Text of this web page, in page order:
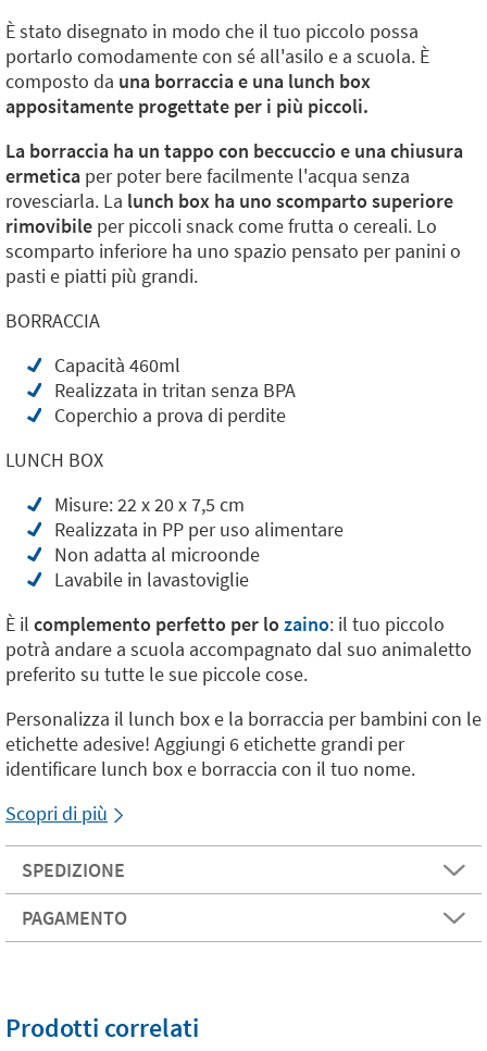
È stato disegnato in modo che il tuo piccolo possa
portarlo comodamente con sé all'asilo e a scuola. È
composto da una borraccia e una lunch box
appositamente progettate per i più piccoli.
La borraccia ha un tappo con beccuccio e una chiusura
ermetica per poter bere facilmente l'acqua senza
rovesciarla. La lunch box ha uno scomparto superiore
rimovibile per piccoli snack come frutta o cereali. Lo
scomparto inferiore ha uno spazio pensato per panini o
pasti e piatti più grandi.
BORRACCIA
Capacità 460ml
Realizzata in tritan senza BPA
Coperchio a prova di perdite
LUNCH BOX
Misure: 22 x 20 x 7,5 cm
Realizzata in PP per uso alimentare
Non adatta al microonde
Lavabile in lavastoviglie
È il complemento perfetto per lozaino: il tuo piccolo
potrà andare a scuola accompagnato dal suo animaletto
preferito su tutte le sue piccole cose.
Personalizza il lunch box e la borraccia per bambini con le
etichette adesive! Aggiungi 6 etichette grandi per
identificare lunch box e borraccia con il tuo nome.
Scopri di più
SPEDIZIONE
PAGAMENTO
Prodotti correlati